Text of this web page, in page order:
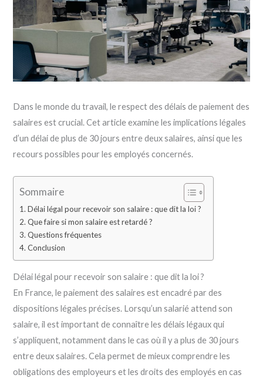
Dans le monde du travail, le respect des délais de paiement des
salaires est crucial. Cet article examine les implications légales
d’un délai de plus de 30 jours entre deux salaires, ainsi que les
recours possibles pour les employés concernés.
Sommaire
Délai légal pour recevoir son salaire : que dit la loi ?
Que faire si mon salaire est retardé ?
Questions fréquentes
Conclusion
Délai légal pour recevoir son salaire : que dit la loi ?
En France, le paiement des salaires est encadré par des
dispositions légales précises. Lorsqu’un salarié attend son
salaire, il est important de connaître les délais légaux qui
s’appliquent, notamment dans le cas où il y a plus de 30 jours
entre deux salaires. Cela permet de mieux comprendre les
obligations des employeurs et les droits des employés en cas